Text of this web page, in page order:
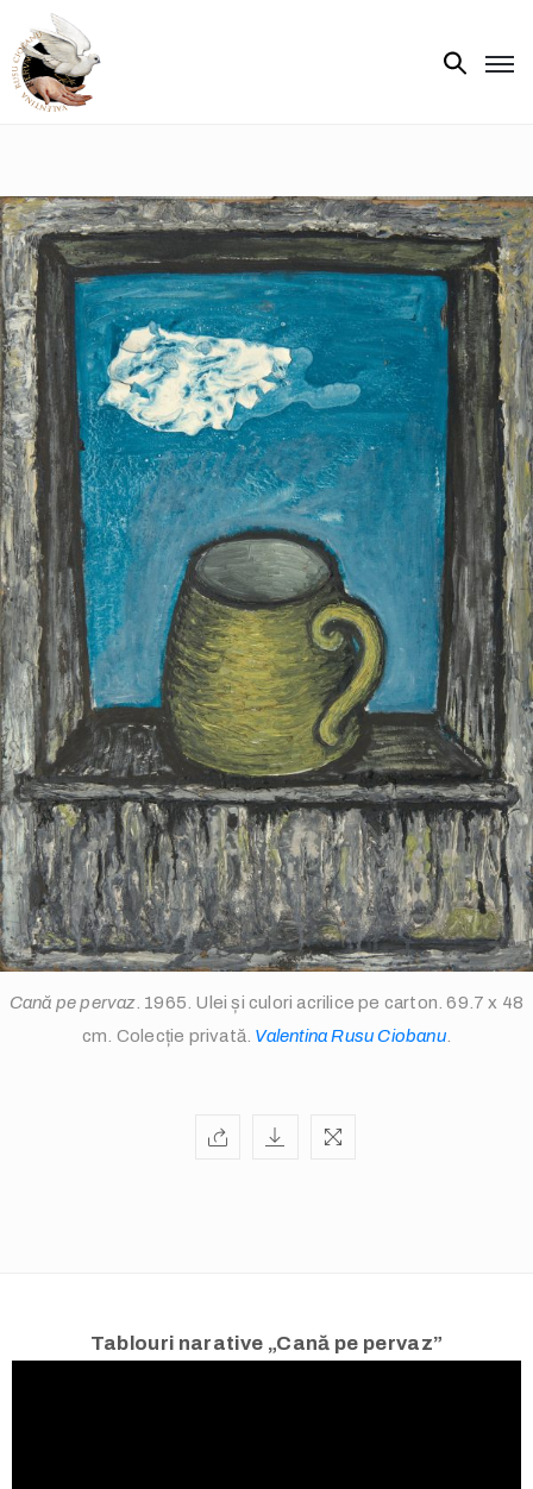
Biografie
Opere
de
artă
V.R.C.
Atelier
‘85
Presa
Publicații
info@valentinarusuciobanu.com
/
Cană pe pervaz. 1965. Ulei și culori acrilice pe carton. 69.7 x 48
cm. Colecție privată. Valentina Rusu Ciobanu.
Tablouri narative „Cană pe pervaz”